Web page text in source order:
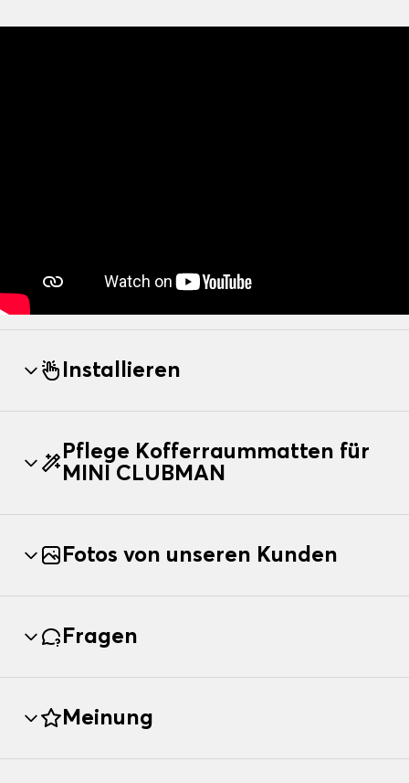
Installieren
Pflege Kofferraummatten für
MINI CLUBMAN
Fotos von unseren Kunden
Fragen
Meinung